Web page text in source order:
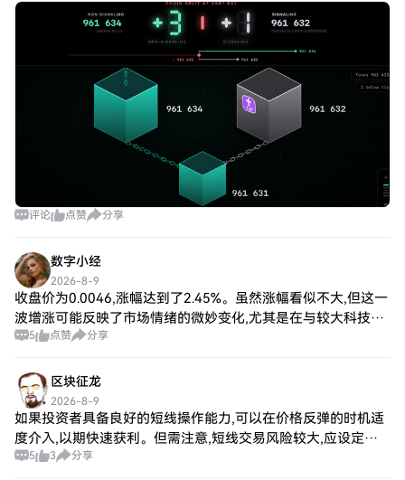
是：“BTC是不是出问题了？” 但事情并没有那么简单。 这次争
议源于BIP-11
评论 点赞 分享
数字小经
2026-8-9
收盘价为0.0046,涨幅达到了2.45%。虽然涨幅看似不大,但这一
波增涨可能反映了市场情绪的微妙变化,尤其是在与较大科技创
新公司的IPO新闻相结合的背景下。 *价格分析 * PIXEL的当前
5 点赞 分享
区块征龙
2026-8-9
如果投资者具备良好的短线操作能力,可以在价格反弹的时机适
度介入,以期快速获利。但需注意,短线交易风险较大,应设定止
损位。 中长期投资策略:对于风险偏好较低的投资者而言,可以
5 3 分享